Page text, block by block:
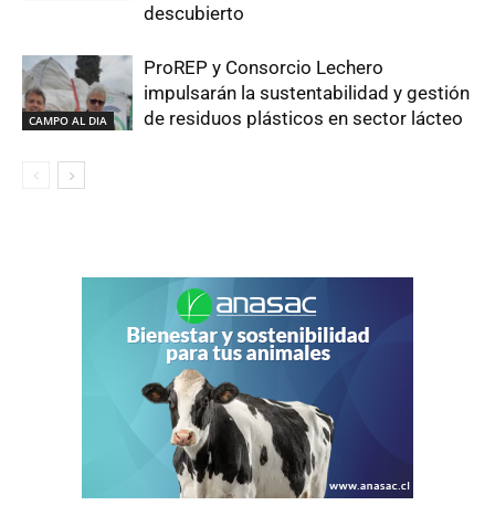
descubierto
CAMPO AL DIA
ProREP y Consorcio Lechero
impulsarán la sustentabilidad y gestión
de residuos plásticos en sector lácteo